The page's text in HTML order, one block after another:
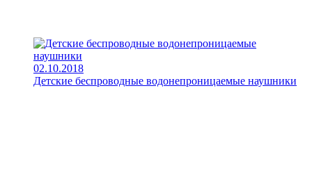
02.10.2018
Детские беспроводные водонепроницаемые наушники